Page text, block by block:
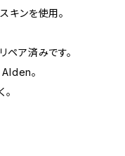
キンを使用。
ペア済みです。
。